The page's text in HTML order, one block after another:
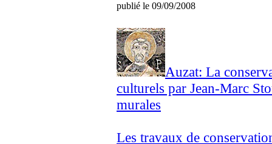
publié le 09/09/2008
Auzat: La
culturels par Jean-Marc
murales
Les travaux de